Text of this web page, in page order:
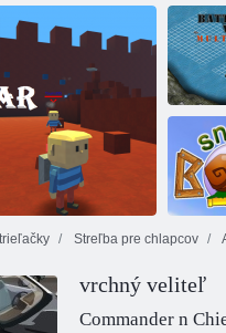
prvej svetovej vojny
Vojna
lodí:
Streľba pre chlapcov
vrchný veliteľ
Commander n